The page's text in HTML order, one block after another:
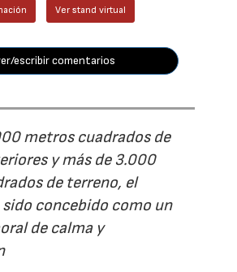
Ver stand virtual
escribir comentarios
metros cuadrados de
y más de 3.000
de terreno, el
concebido como un
de calma y